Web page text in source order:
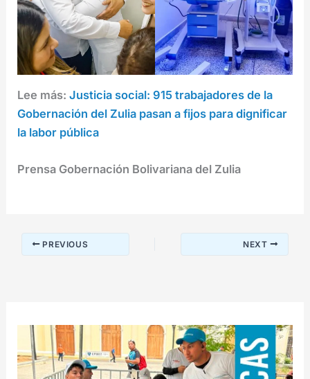
Lee más:Justicia social: 915 trabajadores de la
Gobernación del Zulia pasan a fijos para dignificar
la labor pública
Prensa Gobernación Bolivariana del Zulia
PREVIOUS NEXT